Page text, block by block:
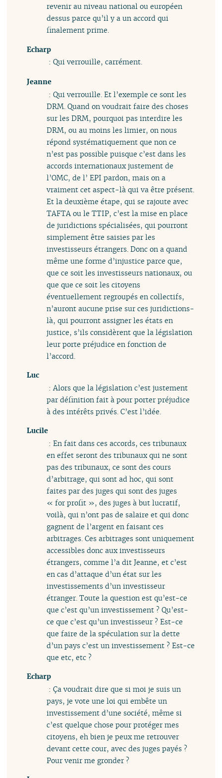
revenir au niveau national ou européen
dessus parce qu’il y a un accord qui
finalement prime.
Echarp
: Qui verrouille, carrément.
Jeanne
: Qui verrouille. Et l’exemple ce sont les
DRM. Quand on voudrait faire des choses
sur les DRM, pourquoi pas interdire les
DRM, ou au moins les limier, on nous
répond systématiquement que non ce
n’est pas possible puisque c’est dans les
accords internationaux justement de
l’OMC, de l’ EPI pardon, mais on a
vraiment cet aspect-là qui va être présent.
Et la deuxième étape, qui se rajoute avec
TAFTA ou le TTIP, c’est la mise en place
de juridictions spécialisées, qui pourront
simplement être saisies par les
investisseurs étrangers. Donc on a quand
même une forme d’injustice parce que,
que ce soit les investisseurs nationaux, ou
que que ce soit les citoyens
éventuellement regroupés en collectifs,
n’auront aucune prise sur ces juridictions-
là, qui pourront assigner les états en
justice, s’ils considèrent que la législation
leur porte préjudice en fonction de
l’accord.
Luc
: Alors que la législation c’est justement
par définition fait à pour porter préjudice
à des intérêts privés. C’est l’idée.
Lucile
: En fait dans ces accords, ces tribunaux
en effet seront des tribunaux qui ne sont
pas des tribunaux, ce sont des cours
d’arbitrage, qui sont ad hoc, qui sont
faites par des juges qui sont des juges
« for profit », des juges à but lucratif,
voilà, qui n’ont pas de salaire et qui donc
gagnent de l’argent en faisant ces
arbitrages. Ces arbitrages sont uniquement
accessibles donc aux investisseurs
étrangers, comme l’a dit Jeanne, et c’est
en cas d’attaque d’un état sur les
investissements d’un investisseur
étranger. Toute la question est qu’est-ce
que c’est qu’un investissement ? Qu’est-
ce que c’est qu’un investisseur ? Est-ce
que faire de la spéculation sur la dette
d’un pays c’est un investissement ? Est-ce
que etc, etc ?
Echarp
: Ça voudrait dire que si moi je suis un
pays, je vote une loi qui embête un
investissement d’une société, même si
c’est quelque chose pour protéger mes
citoyens, eh bien je peux me retrouver
devant cette cour, avec des juges payés ?
Pour venir me gronder ?